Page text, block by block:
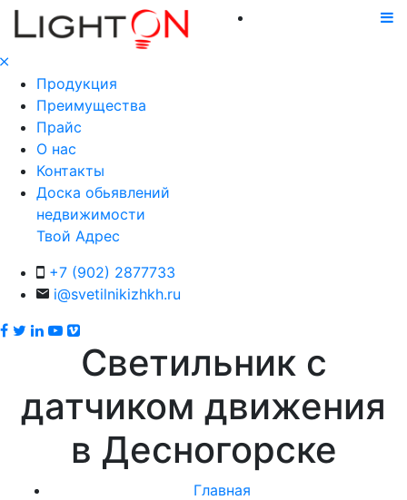
Продукция
Преимущества
Прайс
О нас
Контакты
Доска обьявлений
недвижимости
Твой Адрес
+7 (902) 2877733
i@svetilnikizhkh.ru
Светильник с
датчиком движения
в Десногорске
Главная